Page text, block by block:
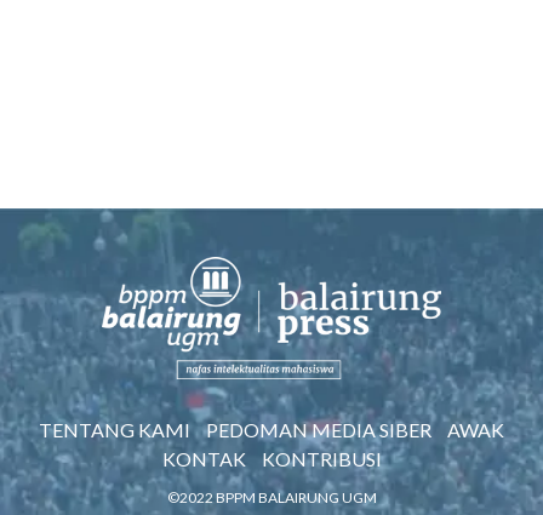
TENTANG KAMI PEDOMAN MEDIA SIBER
AWAK
KONTAK
KONTRIBUSI
©2022 BPPM BALAIRUNG UGM